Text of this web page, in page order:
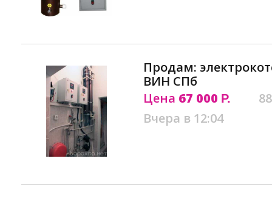
Продам:
ВИН СПб
Цена 67 000 Р.
Вчера в 12:04